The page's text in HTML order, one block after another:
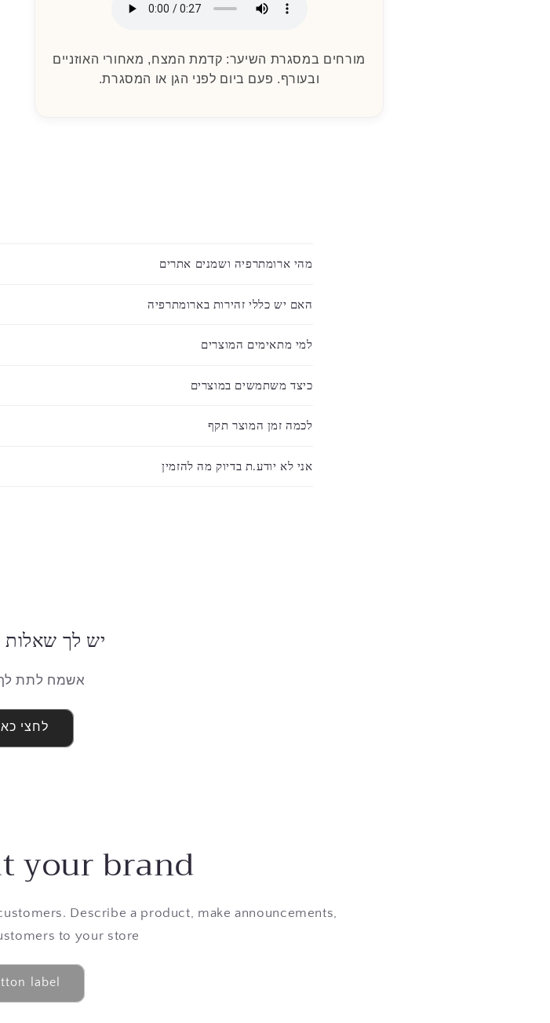
מורחים במסגרת השיער: קדמת המצח, מאחורי האוזניים
ובעורף. פעם ביום לפני הגן או המסגרת.
ת
ו
כ
מ
ת
כ
ו
ץ
מהי ארומתרפיה ושמנים אתרים
האם יש כללי זהירות בארומתרפיה
למי מתאימים המוצרים
כיצד משתמשים במוצרים
לכמה זמן המוצר תקף
אני לא יודע.ת בדיוק מה להזמין
יש לך שאלות
אשמח לתת
לחצי
your brand
Describe a product, make announcements,
to your store.
label